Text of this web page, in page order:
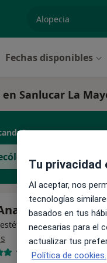
Fechas disponibles
Sanlucar La
Médico
Olivares Loro
Médica de familia
13 opiniones
Tu privacidad
Al aceptar, nos
tecnologías
basados en tus
necesarias para el
actualizar tus
Política de cookies.